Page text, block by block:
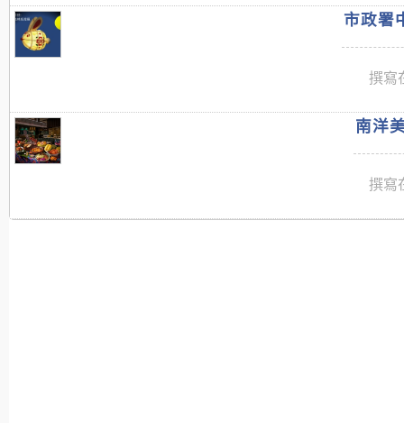
市政署
撰寫
南洋
撰寫